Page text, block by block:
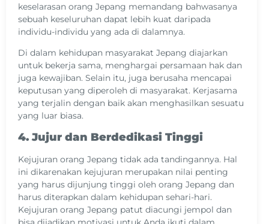
keselarasan orang Jepang memandang bahwasanya
sebuah keseluruhan dapat lebih kuat daripada
individu-individu yang ada di dalamnya.
Di dalam kehidupan masyarakat Jepang diajarkan
untuk bekerja sama, menghargai persamaan hak dan
juga kewajiban. Selain itu, juga berusaha mencapai
keputusan yang diperoleh di masyarakat. Kerjasama
yang terjalin dengan baik akan menghasilkan sesuatu
yang luar biasa.
4. Jujur dan Berdedikasi Tinggi
Kejujuran orang Jepang tidak ada tandingannya. Hal
ini dikarenakan kejujuran merupakan nilai penting
yang harus dijunjung tinggi oleh orang Jepang dan
harus diterapkan dalam kehidupan sehari-hari.
Kejujuran orang Jepang patut diacungi jempol dan